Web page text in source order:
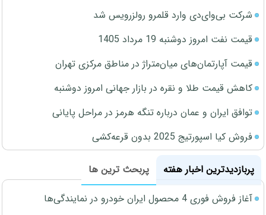
شرکت بی‌وای‌دی وارد قلمرو رولزرویس شد
قیمت نفت امروز دوشنبه 19 مرداد 1405
قیمت آپارتمان‌های میان‌متراژ در مناطق مرکزی تهران
کاهش قیمت طلا و نقره در بازار جهانی امروز دوشنبه
توافق ایران و عمان درباره تنگه هرمز در مراحل پایانی
فروش کیا اسپورتیج 2025 بدون قرعه‌کشی
پربازدیدترین اخبار هفته
پربحث ترین ها
آغاز فروش فوری 4 محصول ایران خودرو در نمایندگی‌ها